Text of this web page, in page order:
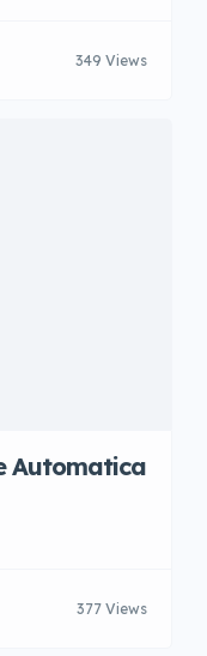
349 Views
Automatica
377 Views